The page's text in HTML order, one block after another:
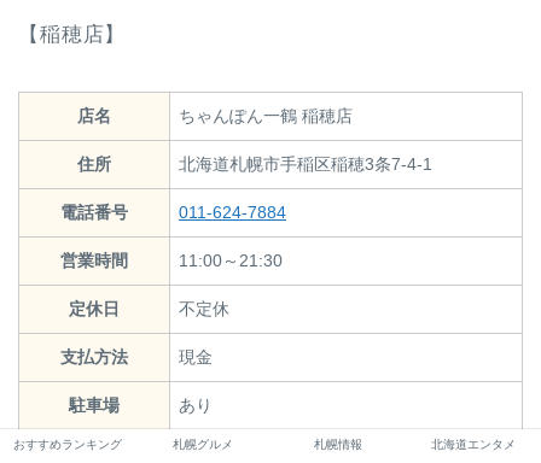
【稲穂店】
店名 ちゃんぽん一鶴 稲穂店
住所 北海道札幌市手稲区稲穂3条7-4-1
電話番号 011-624-7884
営業時間 11:00～21:30
定休日 不定休
支払方法 現金
駐車場 あり
アクセス ◆JR稲穂駅から徒歩で約14分
おすすめランキング 札幌グルメ 札幌情報 北海道エンタメ